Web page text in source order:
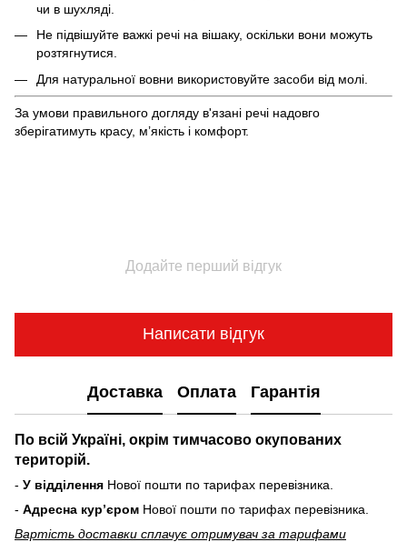
чи в шухляді.
Не підвішуйте важкі речі на вішаку, оскільки вони можуть
розтягнутися.
Для натуральної вовни використовуйте засоби від молі.
За умови правильного догляду в'язані речі надовго
зберігатимуть красу, м’якість і комфорт.
Додайте перший відгук
Написати відгук
Доставка Оплата Гарантія
По всій Україні, окрім тимчасово окупованих
територій.
- У відділення Нової пошти по тарифах перевізника.
- Адресна курʼєром Нової пошти по тарифах перевізника.
Вартість доставки cплачує отримувач за тарифами